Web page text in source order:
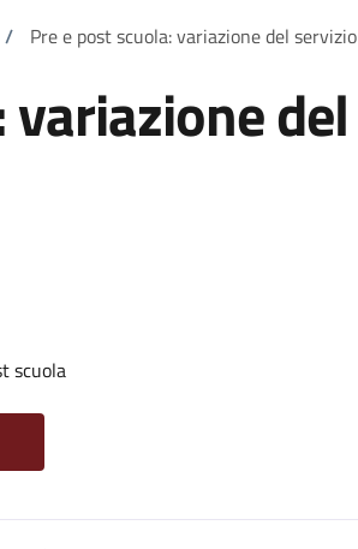
/ Pre e post scuola: variazione del servizio
del
scuola